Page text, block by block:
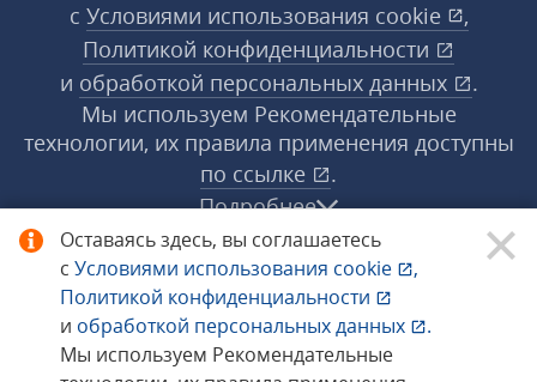
Оставаясь здесь, вы соглашаетесь
с Условиями использования cookie
,
Политикой конфиденциальности
и обработкой персональных данных
.
Мы используем Рекомендательные
с Условиями использования cookie
,
Политикой конфиденциальности
и обработкой персональных данных
.
Мы используем Рекомендательные
технологии, их правила применения доступны
по ссылке
.
Подробнее
© 1998−2026 «1С‑Рарус» ®. Все права
защищены.